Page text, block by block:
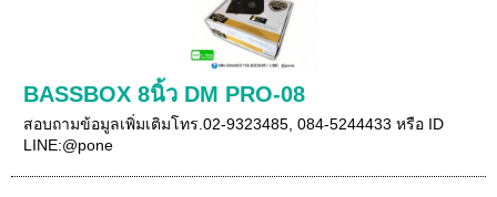
BASSBOX 8นิ้ว DM PRO-08
สอบถามข้อมูลเพิ่มเติมโทร.02-9323485, 084-5244433 หรือ ID
LINE:@pone